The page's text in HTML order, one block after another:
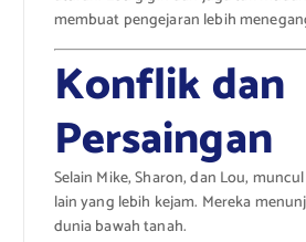
membuat pengejaran lebih
Konflik dan
Persaingan
Selain Mike, Sharon, dan Lou,
lain yang lebih kejam. Mereka
dunia bawah tanah.